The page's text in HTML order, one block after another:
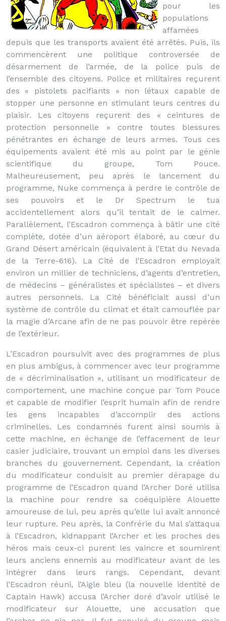
pour les
populations
affamées
depuis que les transports avaient été arrêtés. Puis, ils
commencèrent une politique controversée de
désarmement de l’armée, de la police puis de
l’ensemble des citoyens. Police et militaires reçurent
des « pistolets pacifiants » non létaux capable de
stopper une personne en stimulant leurs centres du
plaisir. Les citoyens reçurent des « ceintures de
protection personnelle » contre toutes blessures
pénétrantes en échange de leurs armes. Tous ces
équipements avaient été mis au point par le génie
scientifique du groupe, Tom Pouce.
Malheureusement, peu après le lancement du
programme, Nuke commença à perdre le contrôle de
ses pouvoirs et le Dr Spectrum le tua
accidentellement alors qu’il tentait de le calmer.
Parallèlement, l’Escadron commença à bâtir une cité
complète, dotée d’un aéroport élaboré, au cœur du
Grand Désert américain (équivalent à l’Etat du Nevada
de la Terre-616). La Cité de l’Escadron employait
environ un millier de techniciens, d’agents d’entretien,
de médecins – généralistes et spécialistes – et divers
autres personnels. La Cité bénéficiait aussi d’un
système de contrôle du climat et était camouflée par
la magie d’Arcane afin de ne pas pouvoir être repérée
de l’extérieur.
L’Escadron poursuivit avec des programmes de plus
en plus ambigus, à commencer avec leur programme
de « décriminalisation », utilisant un modificateur de
comportement, une machine conçue par Tom Pouce
et capable de modifier l’esprit humain afin de rendre
les gens incapables d’accomplir des actions
criminelles. Les condamnés furent ainsi soumis à
cette machine, en échange de l’effacement de leur
casier judiciaire, trouvant un emploi dans les diverses
branches du gouvernement. Cependant, la création
du modificateur conduisit au premier dérapage du
programme de l’Escadron quand l’Archer Doré utilisa
la machine pour rendre sa coéquipière Alouette
amoureuse de lui, peu après qu’elle lui avait annoncé
leur rupture. Peu après, la Confrérie du Mal s’attaqua
à l’Escadron, kidnappant l’Archer et les proches des
héros mais ceux-ci purent les vaincre et soumirent
leurs anciens ennemis au modificateur avant de les
intégrer dans leurs rangs. Cependant, devant
l’Escadron réuni, l’Aigle bleu (la nouvelle identité de
Captain Hawk) accusa l’Archer doré d’avoir utilisé le
modificateur sur Alouette, une accusation que